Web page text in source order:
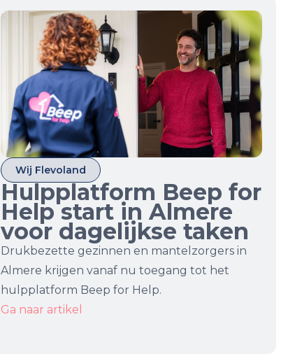
Wij Flevoland
Hulpplatform Beep for
Help start in Almere
voor dagelijkse taken
Drukbezette gezinnen en mantelzorgers in
Almere krijgen vanaf nu toegang tot het
hulpplatform Beep for Help.
Ga naar artikel